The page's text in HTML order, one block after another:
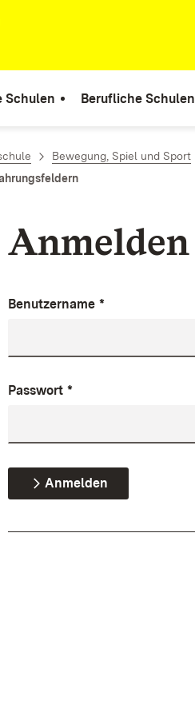
Schulen Berufliche Schulen
Bewegung, Spiel und Sport
Anmelden
Benutzername *
Passwort *
Anmelden